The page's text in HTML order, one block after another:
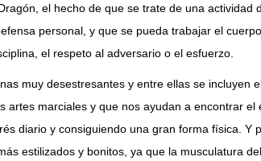
el hecho de que se trate de una actividad
personal, y que se pueda trabajar el
el respeto al adversario o el esfuerzo.
muy desestresantes y entre ellas se incluyen
artes marciales y que nos ayudan a encontrar el
diario y consiguiendo una gran forma física. Y
estilizados y bonitos, ya que la musculatura